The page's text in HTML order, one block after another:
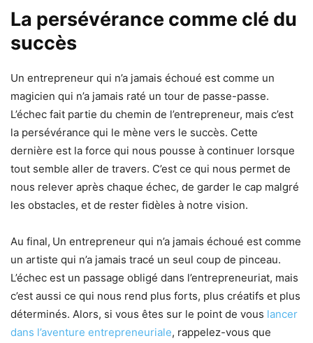
La persévérance comme clé du
succès
Un entrepreneur qui n’a jamais échoué est comme un
magicien qui n’a jamais raté un tour de passe-passe.
L’échec fait partie du chemin de l’entrepreneur, mais c’est
la persévérance qui le mène vers le succès. Cette
dernière est la force qui nous pousse à continuer lorsque
tout semble aller de travers. C’est ce qui nous permet de
nous relever après chaque échec, de garder le cap malgré
les obstacles, et de rester fidèles à notre vision.
Au final, Un entrepreneur qui n’a jamais échoué est comme
un artiste qui n’a jamais tracé un seul coup de pinceau.
L’échec est un passage obligé dans l’entrepreneuriat, mais
c’est aussi ce qui nous rend plus forts, plus créatifs et plus
déterminés. Alors, si vous êtes sur le point de vous lancer
dans l’aventure entrepreneuriale, rappelez-vous que